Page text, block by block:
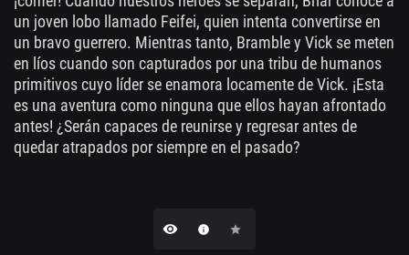
un joven lobo llamado Feifei, quien intenta convertirse en
un bravo guerrero. Mientras tanto, Bramble y Vick se meten
en líos cuando son capturados por una tribu de humanos
primitivos cuyo líder se enamora locamente de Vick. ¡Esta
es una aventura como ninguna que ellos hayan afrontado
antes! ¿Serán capaces de reunirse y regresar antes de
quedar atrapados por siempre en el pasado?
remove_red_eye info star